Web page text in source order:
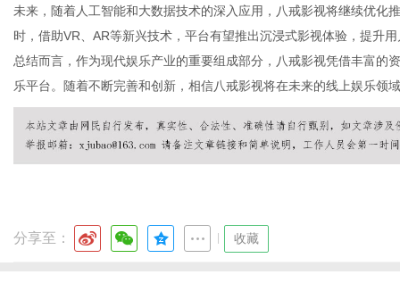
未来，随着人工智能和大数据技术的深入应用，八戒影视将继续优化
时，借助VR、AR等新兴技术，平台有望推出沉浸式影视体验，提升
总结而言，作为现代娱乐产业的重要组成部分，八戒影视凭借丰富的
乐平台。随着不断完善和创新，相信八戒影视将在未来的线上娱乐领
分享至： 收藏